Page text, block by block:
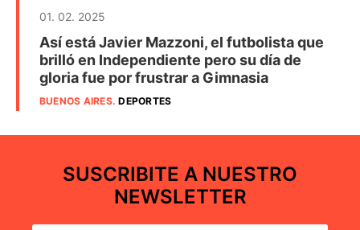
01. 02. 2025
Así está Javier Mazzoni, el futbolista que
brilló en Independiente pero su día de
gloria fue por frustrar a Gimnasia
BUENOS AIRES.DEPORTES
SUSCRIBITE A NUESTRO
NEWSLETTER